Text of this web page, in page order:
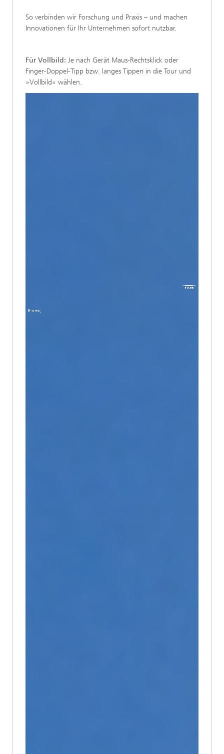
So verbinden wir Forschung und Praxis – und machen
Innovationen für Ihr Unternehmen sofort nutzbar.
Für Vollbild: Je nach Gerät Maus-Rechtsklick oder
Finger-Doppel-Tipp bzw. langes Tippen in die Tour und
»Vollbild« wählen.